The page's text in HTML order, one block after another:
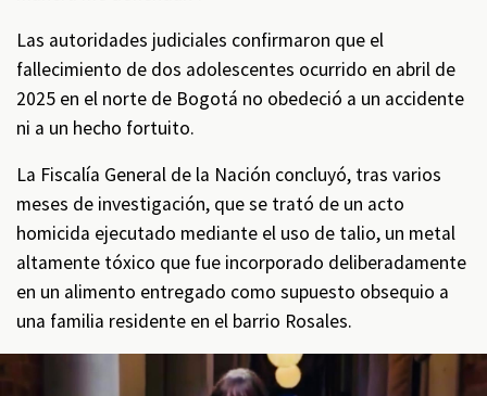
Las autoridades judiciales confirmaron que el
fallecimiento de dos adolescentes ocurrido en abril de
2025 en el norte de Bogotá no obedeció a un accidente
ni a un hecho fortuito.
La Fiscalía General de la Nación concluyó, tras varios
meses de investigación, que se trató de un acto
homicida ejecutado mediante el uso de talio, un metal
altamente tóxico que fue incorporado deliberadamente
en un alimento entregado como supuesto obsequio a
una familia residente en el barrio Rosales.